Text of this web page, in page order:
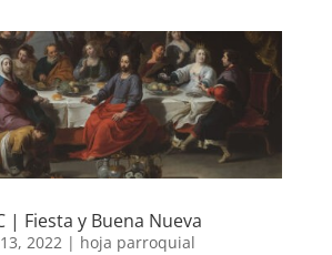
| Fiesta y Buena Nueva
2022| hoja parroquial